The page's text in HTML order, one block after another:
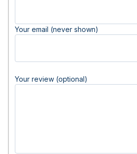
Your email (never shown)
Your review (optional)